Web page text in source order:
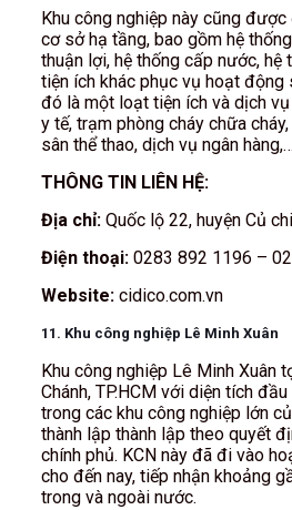
Khu công nghiệp này cũng
cơ sở hạ tầng, bao gồm hệ
thuận lợi, hệ thống cấp nước, hệ
tiện ích khác phục vụ hoạt động
đó là một loạt tiện ích và dịch
y tế, trạm phòng cháy chữa
sân thể thao, dịch vụ ngân hàng,…
THÔNG TIN LIÊN HỆ:
Địa chỉ:Quốc lộ 22, huyện Củ
Điện thoại: 0283 892 1196 –
Website:cidico.com.vn
11. Khu công nghiệp Lê Minh Xuân
Khu công nghiệp Lê Minh Xuân
Chánh, TP.HCM với diện tích
trong các khu công nghiệp lớn
thành lập thành lập theo quyết
chính phủ. KCN này đã đi vào
cho đến nay, tiếp nhận khoảng
trong và ngoài nước.